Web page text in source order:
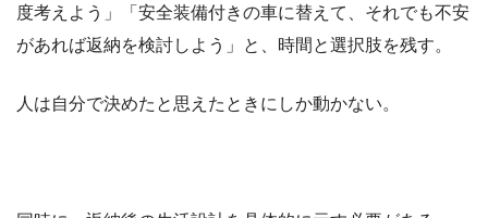
度考えよう」「安全装備付きの車に替えて、それでも不安
があれば返納を検討しよう」と、時間と選択肢を残す。
人は自分で決めたと思えたときにしか動かない。